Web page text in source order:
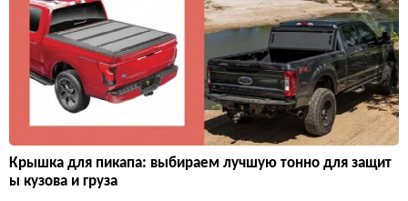
Крышка для пикапа: выбираем лучшую тонно для защит
ы кузова и груза